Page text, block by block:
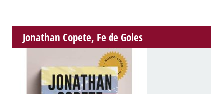
Jonathan Copete, Fe de Goles